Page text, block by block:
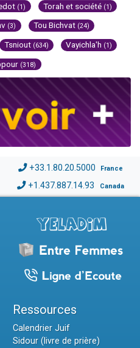
(1) Torah et société (1)
(3) Tou Bichvat (24)
Tsniout (634) Vayichla'h (1)
(318)
+33.1.80.20.5000 France
+1.437.887.14.93 Canada
Ressources
Calendrier Juif
Sidour (livre de prière)